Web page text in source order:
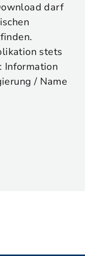
darf
stets
Information
/ Name